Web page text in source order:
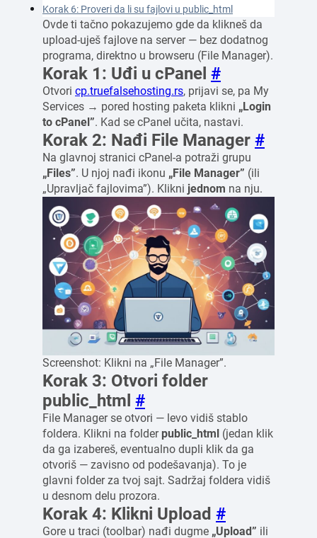
Korak 6: Proveri da li su fajlovi u public_html
Ovde ti tačno pokazujemo gde da klikneš da
upload-uješ fajlove na server — bez dodatnog
programa, direktno u browseru (File Manager).
Korak 1: Uđi u cPanel #
Otvori cp.truefalsehosting.rs, prijavi se, pa My
Services → pored hosting paketa klikni „Login
to cPanel”. Kad se cPanel učita, nastavi.
Korak 2: Nađi File Manager #
Na glavnoj stranici cPanel-a potraži grupu
„Files”. U njoj nađi ikonu „File Manager” (ili
„Upravljač fajlovima”). Klikni jednom na nju.
Screenshot: Klikni na „File Manager”.
Korak 3: Otvori folder
public_html #
File Manager se otvori — levo vidiš stablo
foldera. Klikni na folder public_html (jedan klik
da ga izabereš, eventualno dupli klik da ga
otvoriš — zavisno od podešavanja). To je
glavni folder za tvoj sajt. Sadržaj foldera vidiš
u desnom delu prozora.
Korak 4: Klikni Upload #
Gore u traci (toolbar) nađi dugme „Upload” ili